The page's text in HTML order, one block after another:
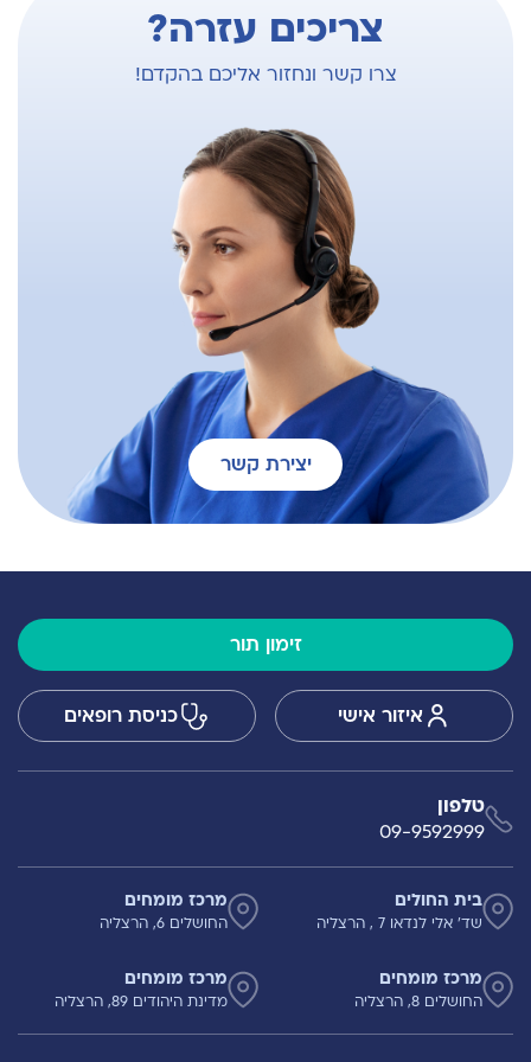
צריכים עזרה?
צרו קשר ונחזור אליכם בהקדם!
יצירת קשר
זימון תור
איזור אישי כניסת רופאים
טלפון
09-9592999
בית החולים
שד' אלי לנדאו 7 , הרצליה
מרכז מומחים
החושלים 6, הרצליה
מרכז מומחים
החושלים 8, הרצליה
מרכז מומחים
מדינת היהודים 89, הרצליה